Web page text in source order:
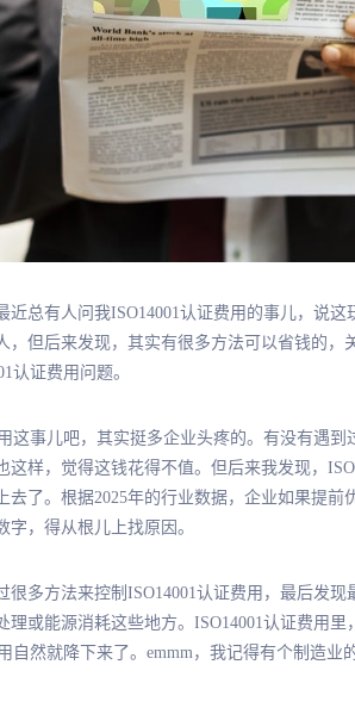
近总有人问我ISO14001认证费用的事儿，说
，但后来发现，其实有很多方法可以省钱的
认证费用问题。
这事儿吧，其实挺多企业头疼的。有没有遇
这样，觉得这钱花得不值。但后来我发现，
去了。根据2025年的行业数据，企业如果提前
字，得从根儿上找原因。
很多方法来控制ISO14001认证费用，最后发
理或能源消耗这些地方。ISO14001认证费用
自然就降下来了。emmm，我记得有个制造